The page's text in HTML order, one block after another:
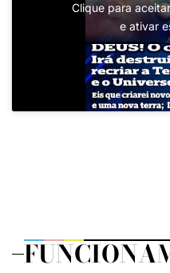
Clique para
e ativar